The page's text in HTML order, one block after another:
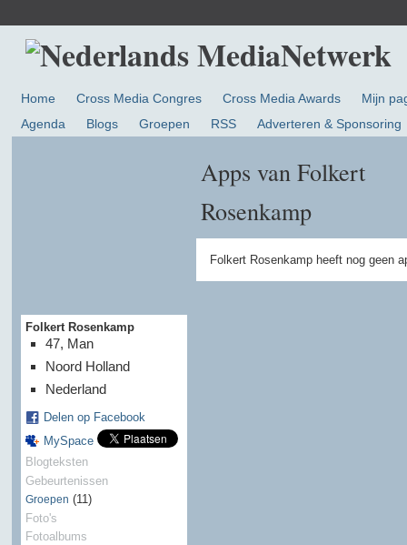
Home Cross Media Congres Cross Media Awards
Mijn
Agenda
Blogs Groepen RSS Adverteren & Sponsoring
Folkert Rosenkamp
47, Man
Noord Holland
Nederland
Delen op Facebook
MySpace
Blogteksten
Gebeurtenissen
Groepen (11)
Foto's
Fotoalbums
Apps van Folkert
Rosenkamp
Folkert Rosenkamp heeft nog geen